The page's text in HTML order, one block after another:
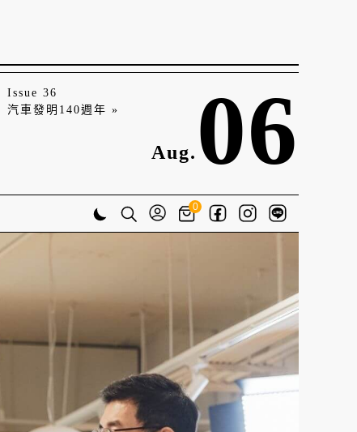
Issue 36
汽車發明140週年 »
Aug. 06
0